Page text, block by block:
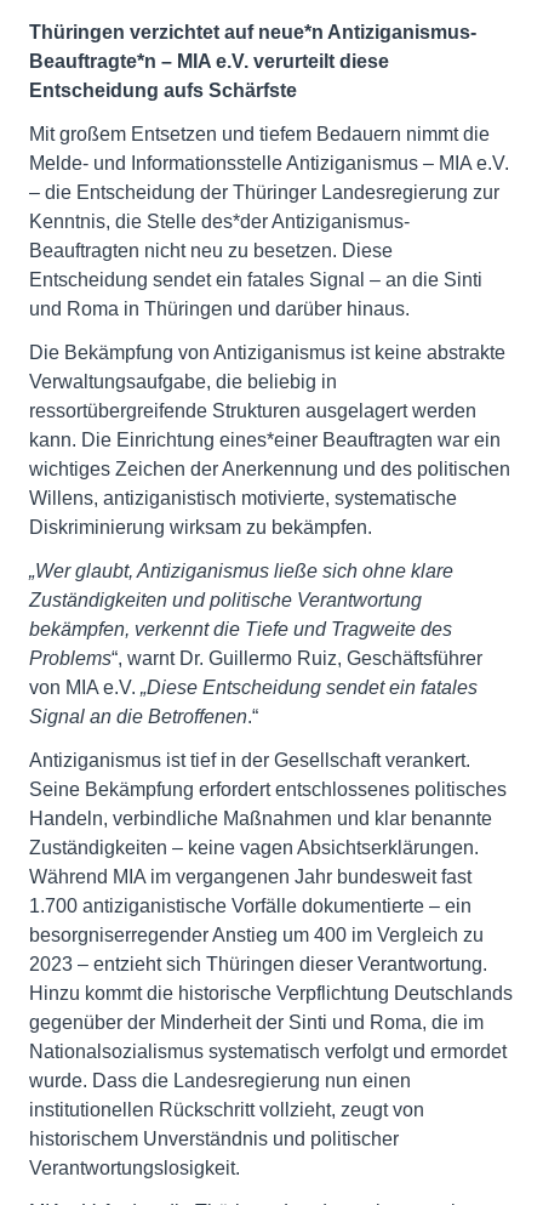
Thüringen verzichtet auf neue*n Antiziganismus-
Beauftragte*n – MIA e.V. verurteilt diese
Entscheidung aufs Schärfste
Mit großem Entsetzen und tiefem Bedauern nimmt die
Melde- und Informationsstelle Antiziganismus – MIA e.V.
– die Entscheidung der Thüringer Landesregierung zur
Kenntnis, die Stelle des*der Antiziganismus-
Beauftragten nicht neu zu besetzen. Diese
Entscheidung sendet ein fatales Signal – an die Sinti
und Roma in Thüringen und darüber hinaus.
Die Bekämpfung von Antiziganismus ist keine abstrakte
Verwaltungsaufgabe, die beliebig in
ressortübergreifende Strukturen ausgelagert werden
kann. Die Einrichtung eines*einer Beauftragten war ein
wichtiges Zeichen der Anerkennung und des politischen
Willens, antiziganistisch motivierte, systematische
Diskriminierung wirksam zu bekämpfen.
„Wer glaubt, Antiziganismus ließe sich ohne klare
Zuständigkeiten und politische Verantwortung
bekämpfen, verkennt die Tiefe und Tragweite des
Problems“, warnt Dr. Guillermo Ruiz, Geschäftsführer
von MIA e.V. „Diese Entscheidung sendet ein fatales
Signal an die Betroffenen.“
Antiziganismus ist tief in der Gesellschaft verankert.
Seine Bekämpfung erfordert entschlossenes politisches
Handeln, verbindliche Maßnahmen und klar benannte
Zuständigkeiten – keine vagen Absichtserklärungen.
Während MIA im vergangenen Jahr bundesweit fast
1.700 antiziganistische Vorfälle dokumentierte – ein
besorgniserregender Anstieg um 400 im Vergleich zu
2023 – entzieht sich Thüringen dieser Verantwortung.
Hinzu kommt die historische Verpflichtung Deutschlands
gegenüber der Minderheit der Sinti und Roma, die im
Nationalsozialismus systematisch verfolgt und ermordet
wurde. Dass die Landesregierung nun einen
institutionellen Rückschritt vollzieht, zeugt von
historischem Unverständnis und politischer
Verantwortungslosigkeit.